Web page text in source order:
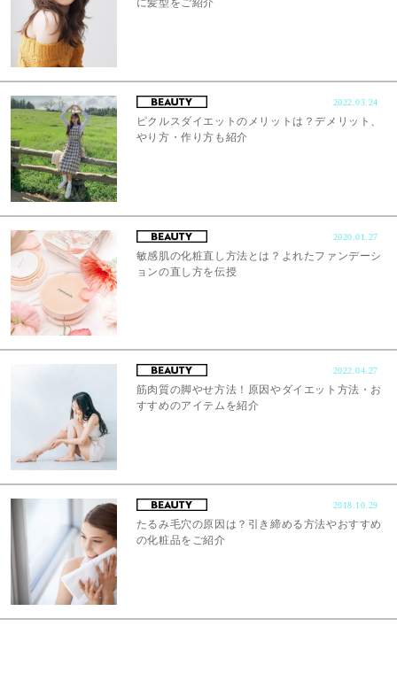
2022.03.24
ピクルスダイエットのメリットは？デメリット、
やり方・作り方も紹介
2020.01.27
敏感肌の化粧直し方法とは？よれたファンデーシ
ョンの直し方を伝授
2022.04.27
筋肉質の脚やせ方法！原因やダイエット方法・お
すすめのアイテムを紹介
2018.10.29
たるみ毛穴の原因は？引き締める方法やおすすめ
の化粧品をご紹介